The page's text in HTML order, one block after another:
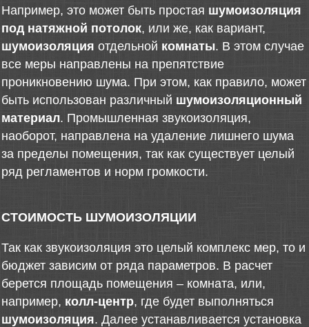
Например, это может быть простая шумоизоляция
под натяжной потолок, или же, как вариант,
шумоизоляция отдельной комнаты. В этом случае
все меры направлены на препятствие
проникновению шума. При этом, как правило, может
быть использован различный шумоизоляционный
материал. Промышленная звукоизоляция,
наоборот, направлена на удаление лишнего шума
за пределы помещения, так как существует целый
ряд регламентов и норм громкости.
СТОИМОСТЬ ШУМОИЗОЛЯЦИИ
Так как звукоизоляция это целый комплекс мер, то и
бюджет зависим от ряда параметров. В расчет
берется площадь помещения – комната, или,
например, колл-центр, где будет выполняться
шумоизоляция. Далее устанавливается установка